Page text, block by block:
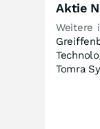
Aktie
Weitere
Tomra